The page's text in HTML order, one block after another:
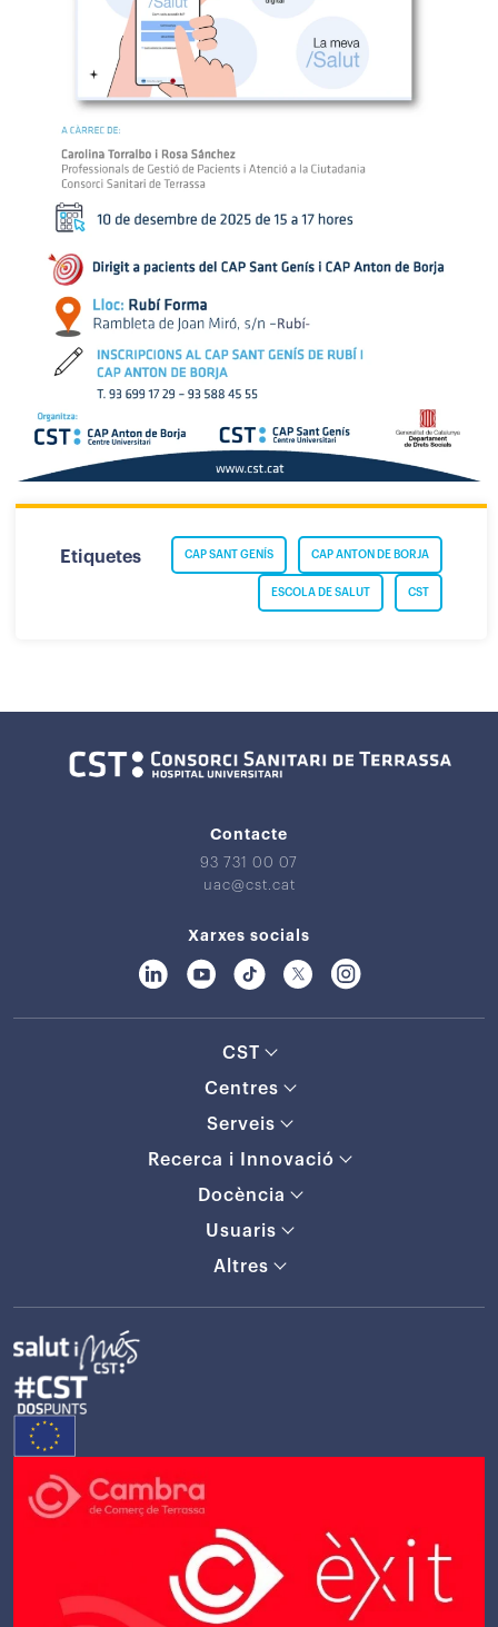
Etiquetes CAP ANTON DE BORJA
CAP SANT GENÍS
CST
ESCOLA DE SALUT
Contacte
93 731 00 07
uac@cst.cat
Xarxes socials
CST
Centres
Serveis
Recerca i Innovació
Docència
Usuaris
Altres